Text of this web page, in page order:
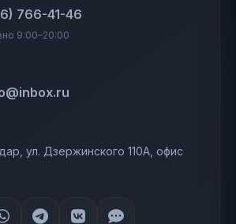
766-41-46
9:00–20:00
ул. Дзержинского 110А, офис